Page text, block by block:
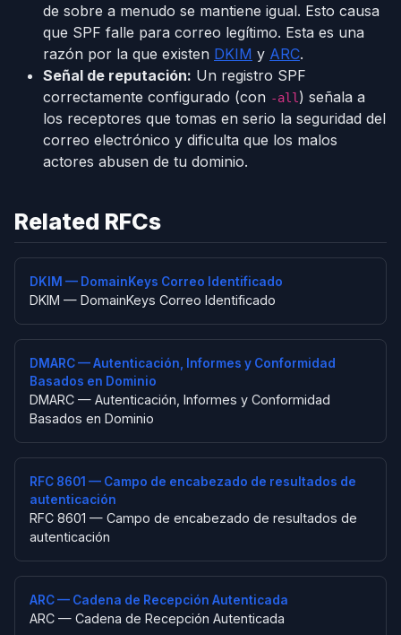
de sobre a menudo se mantiene igual. Esto causa
que SPF falle para correo legítimo. Esta es una
razón por la que existen DKIM y ARC.
Señal de reputación: Un registro SPF
correctamente configurado (con -all ) señala a
los receptores que tomas en serio la seguridad del
correo electrónico y dificulta que los malos
actores abusen de tu dominio.
Related RFCs
DKIM — DomainKeys Correo Identificado
DKIM — DomainKeys Correo Identificado
DMARC — Autenticación, Informes y Conformidad
Basados en Dominio
DMARC — Autenticación, Informes y Conformidad
Basados en Dominio
RFC 8601 — Campo de encabezado de resultados de
autenticación
RFC 8601 — Campo de encabezado de resultados de
autenticación
ARC — Cadena de Recepción Autenticada
ARC — Cadena de Recepción Autenticada